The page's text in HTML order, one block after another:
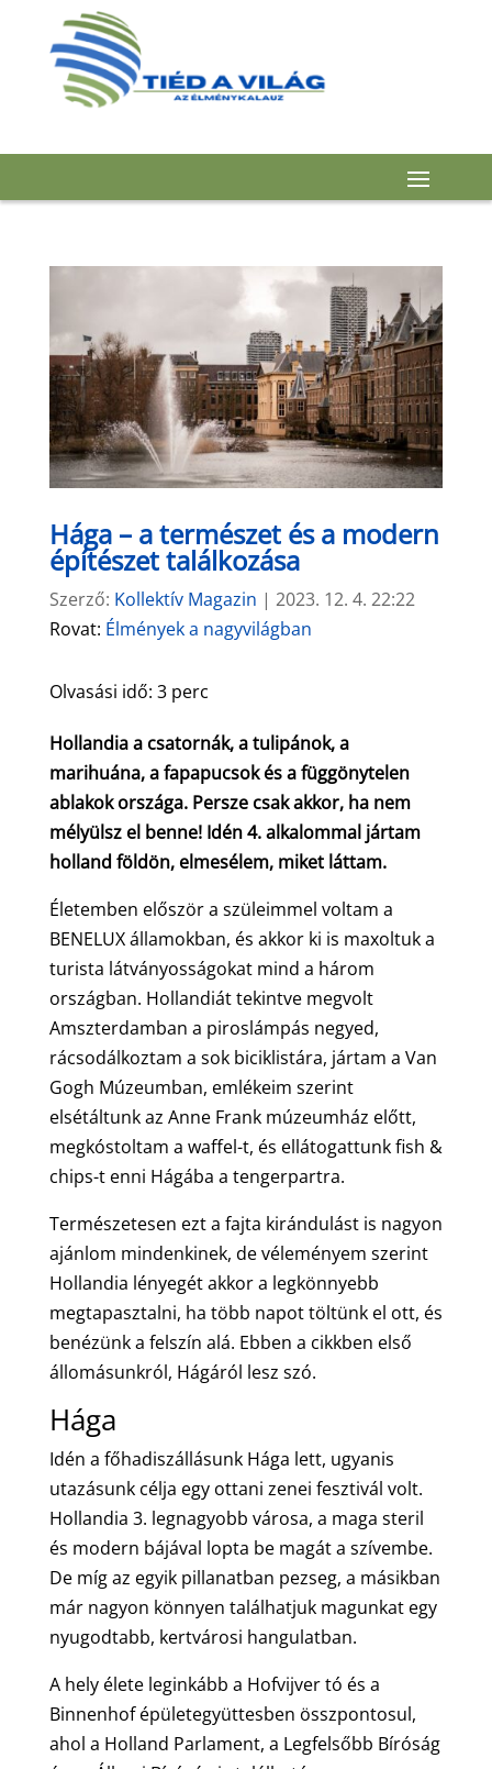
Hága – a természet és a modern
építészet találkozása
Szerző: Kollektív Magazin | 2023. 12. 4. 22:22
Rovat: Élmények a nagyvilágban
Olvasási idő: 3 perc
Hollandia a csatornák, a tulipánok, a
marihuána, a fapapucsok és a függönytelen
ablakok országa. Persze csak akkor, ha nem
mélyülsz el benne! Idén 4. alkalommal jártam
holland földön, elmesélem, miket láttam.
Életemben először a szüleimmel voltam a
BENELUX államokban, és akkor ki is maxoltuk a
turista látványosságokat mind a három
országban. Hollandiát tekintve megvolt
Amszterdamban a piroslámpás negyed,
rácsodálkoztam a sok biciklistára, jártam a Van
Gogh Múzeumban, emlékeim szerint
elsétáltunk az Anne Frank múzeumház előtt,
megkóstoltam a waffel-t, és ellátogattunk fish &
chips-t enni Hágába a tengerpartra.
Természetesen ezt a fajta kirándulást is nagyon
ajánlom mindenkinek, de véleményem szerint
Hollandia lényegét akkor a legkönnyebb
megtapasztalni, ha több napot töltünk el ott, és
benézünk a felszín alá. Ebben a cikkben első
állomásunkról, Hágáról lesz szó.
Hága
Idén a főhadiszállásunk Hága lett, ugyanis
utazásunk célja egy ottani zenei fesztivál volt.
Hollandia 3. legnagyobb városa, a maga steril
és modern bájával lopta be magát a szívembe.
De míg az egyik pillanatban pezseg, a másikban
már nagyon könnyen találhatjuk magunkat egy
nyugodtabb, kertvárosi hangulatban.
A hely élete leginkább a Hofvijver tó és a
Binnenhof épületegyüttesben összpontosul,
ahol a Holland Parlament, a Legfelsőbb Bíróság